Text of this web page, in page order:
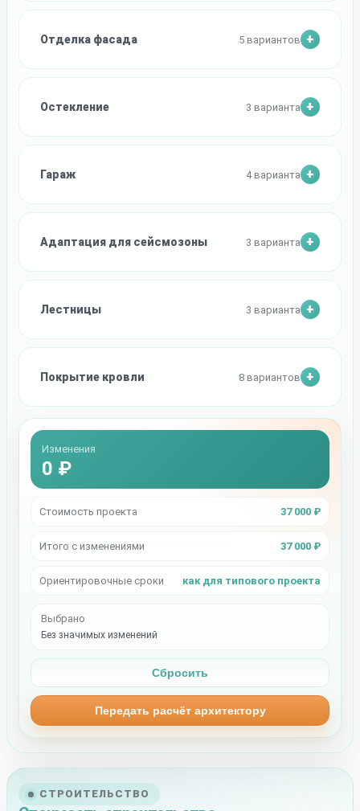
СТРОИТЕЛЬСТВО
Отделка фасада 5 вариантов
Остекление 3 варианта
Гараж 4 варианта
Адаптация для сейсмозоны 3 варианта
Лестницы 3 варианта
Покрытие кровли 8 вариантов
Изменения
0 ₽
Стоимость проекта 37 000 ₽
Итого с изменениями 37 000 ₽
Ориентировочные сроки как для типового проекта
Выбрано
Без значимых изменений
Сбросить
Передать расчёт архитектору